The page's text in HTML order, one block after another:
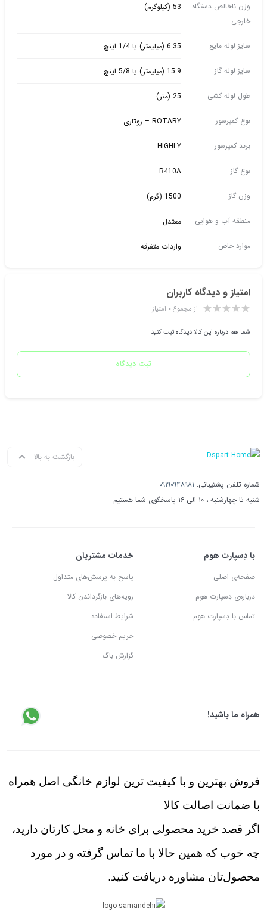
وزن ناخالص دستگاه
خارجی
53 (کیلوگرم)
سایز لوله مایع 6.35 (میلیمتر) یا 1/4 اینچ
سایز لوله گاز 15.9 (میلیمتر) یا 5/8 اینچ
طول لوله کشی 25 (متر)
نوع کمپرسور ROTARY – روتاری
برند کمپرسور HIGHLY
نوع گاز R410A
وزن گاز 1500 (گرم)
منطقه آب و هوایی معتدل
موارد خاص واردات متفرقه
امتیاز و دیدگاه کاربران
از مجموع ۰ امتیاز
شما هم درباره این کالا دیدگاه ثبت کنید
ثبت دیدگاه
بازگشت به بالا
شماره تلفن پشتیبانی: ۰۹۱۹۰۹۴۸۹۸۱
شنبه تا چهارشنبه ، ۱۰ الی ۱۶ پاسخگوی شما هستیم
با دِسپارت هوم
صفحه‌ی اصلی
درباره‌ی دِسپارت هوم
تماس با دِسپارت هوم
خدمات مشتریان
پاسخ به پرسش‌های متداول
رویه‌های بازگرداندن کالا
شرایط استفاده
حریم خصوصی
گزارش باگ
همراه ما باشید!
فروش بهترین و با کیفیت ترین لوازم خانگی اصل همراه
با ضمانت اصالت کالا
اگر قصد خرید محصولی برای خانه و محل کارتان دارید،
چه خوب که همین حالا با ما تماس گرفته و در مورد
محصول‌تان مشاوره دریافت کنید.